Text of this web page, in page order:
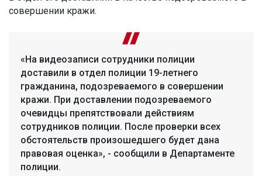
совершении кражи.
«На видеозаписи сотрудники полиции
доставили в отдел полиции 19-летнего
гражданина, подозреваемого в совершении
кражи. При доставлении подозреваемого
очевидцы препятствовали действиям
сотрудников полиции. После проверки всех
обстоятельств произошедшего будет дана
правовая оценка», - сообщили в Департаменте
полиции.